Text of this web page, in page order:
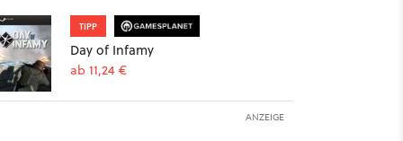
TIPP
Day of Infamy
ab 11,24 €
ANZEIGE